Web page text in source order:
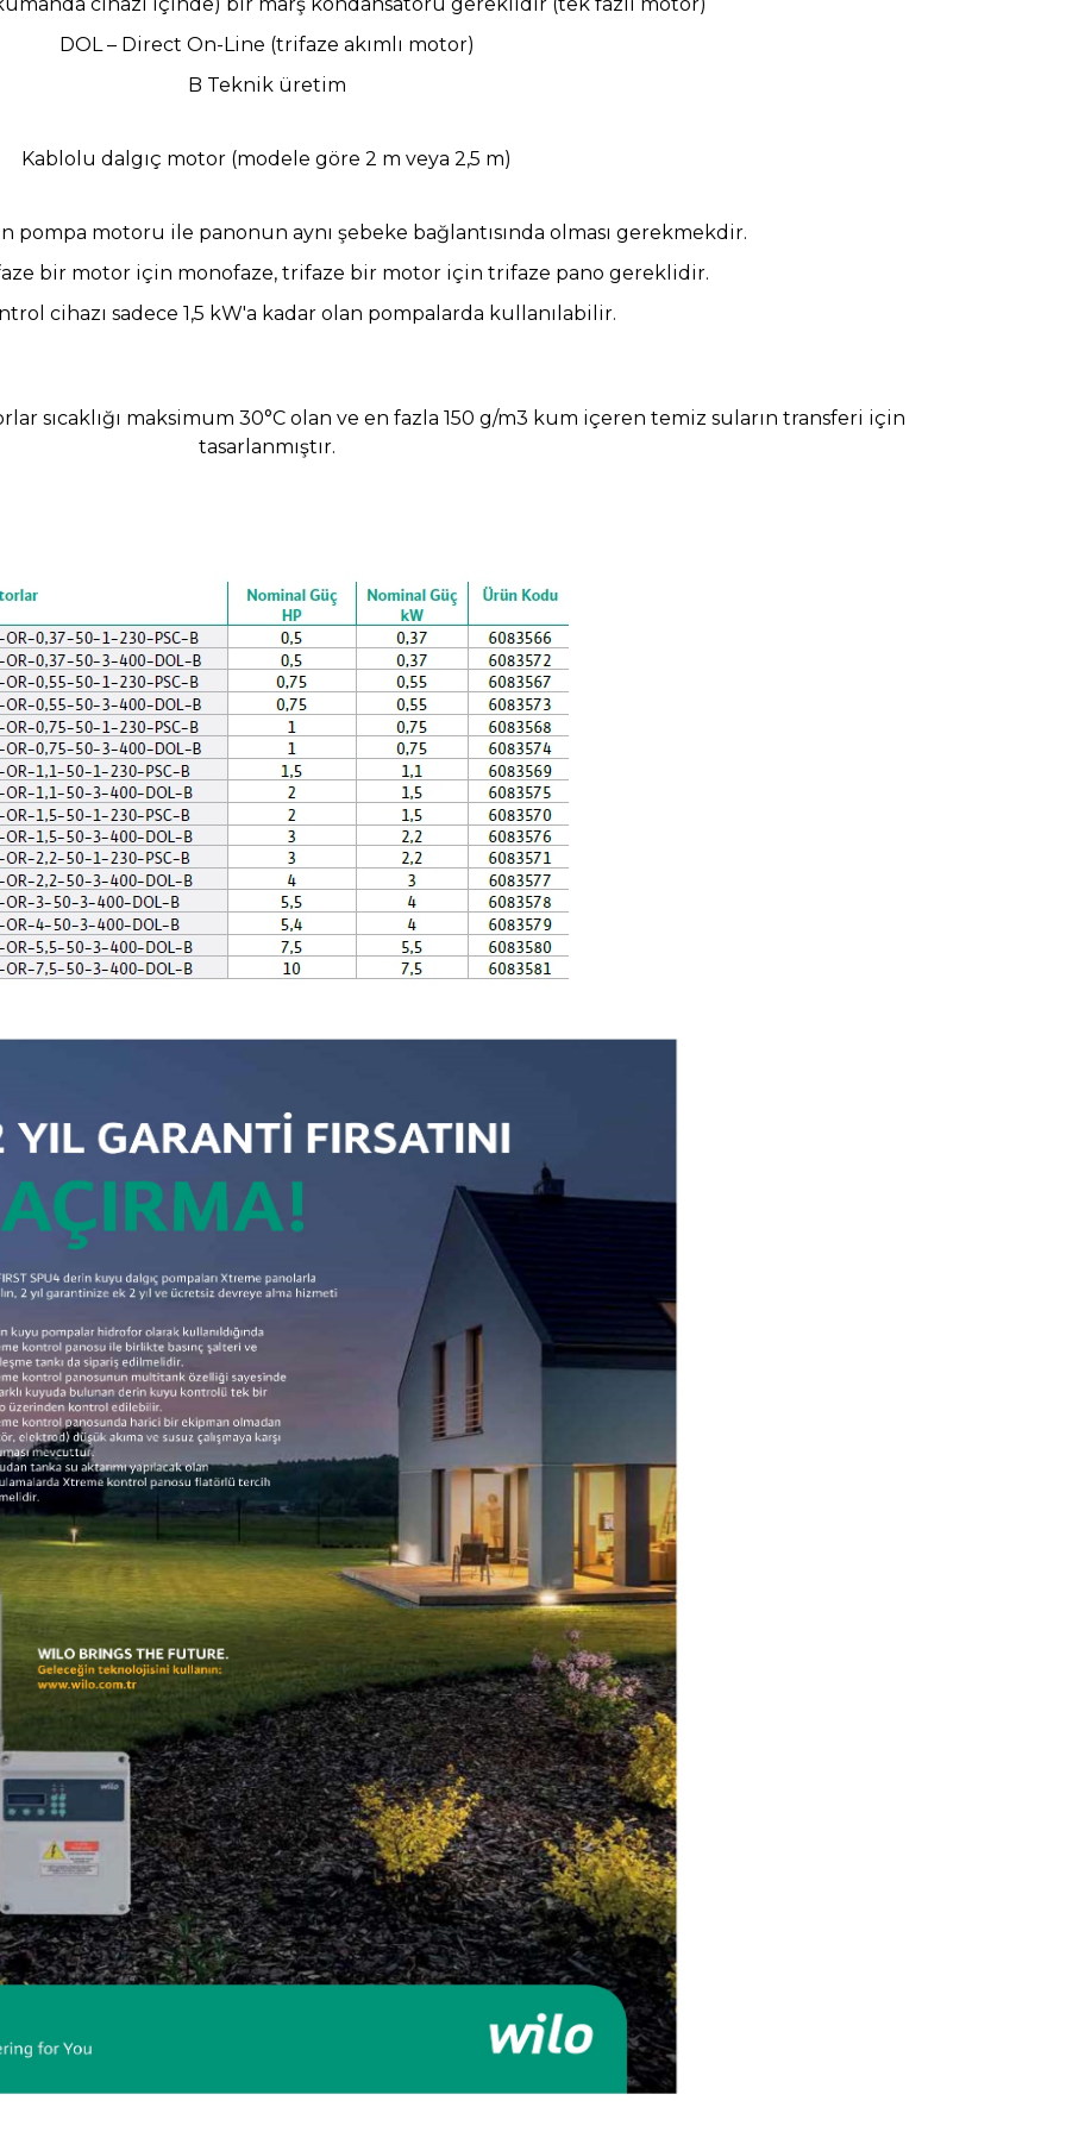
DOL – Direct On-Line (trifaze akımlı motor)
B Teknik üretim
Kablolu dalgıç motor (modele göre 2 m veya 2,5 m)
pompa motoru ile panonun aynı şebeke bağlantısında olması gerekmekdir.
bir motor için monofaze, trifaze bir motor için trifaze pano gereklidir.
cihazı sadece 1,5 kW'a kadar olan pompalarda kullanılabilir.
sıcaklığı maksimum 30°C olan ve en fazla 150 g/m3 kum içeren temiz suların transferi için
tasarlanmıştır.